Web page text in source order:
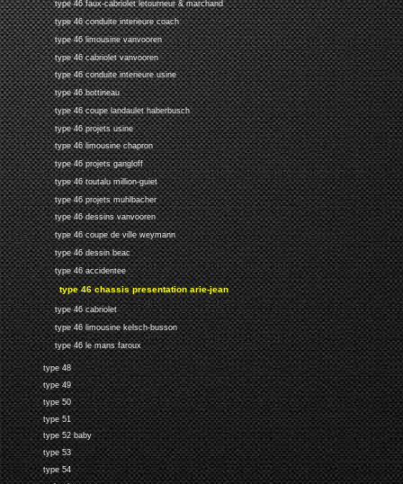
type 46 faux-cabriolet letourneur & marchand
type 46 conduite interieure coach
type 46 limousine vanvooren
type 46 cabriolet vanvooren
type 46 conduite interieure usine
type 46 bottineau
type 46 coupe landaulet haberbusch
type 46 projets usine
type 46 limousine chapron
type 46 projets gangloff
type 46 toutalu million-guiet
type 46 projets muhlbacher
type 46 dessins vanvooren
type 46 coupe de ville weymann
type 46 dessin beac
type 46 accidentee
type 46 chassis presentation arie-jean
type 46 cabriolet
type 46 limousine kelsch-busson
type 46 le mans faroux
type 48
type 49
type 50
type 51
type 52 baby
type 53
type 54